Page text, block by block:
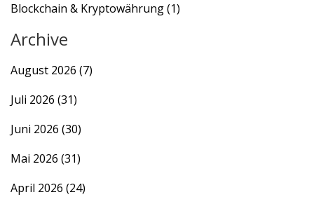
Blockchain & Kryptowährung(1)
Archive
August 2026 (7)
Juli 2026 (31)
Juni 2026 (30)
Mai 2026 (31)
April 2026 (24)